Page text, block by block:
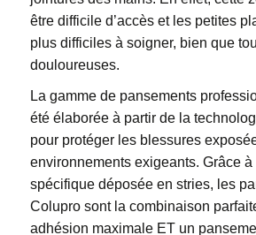
être difficile d’accès et les petites
plus difficiles à soigner, bien que
douloureuses.
La gamme de pansements
été élaborée à partir de la
pour protéger les blessures
environnements exigeants. Grâce
spécifique déposée en stries, les
Colupro sont la combinaison
adhésion maximale ET un